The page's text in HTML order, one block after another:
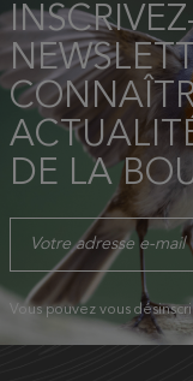
DE LA
Vous pouvez vous